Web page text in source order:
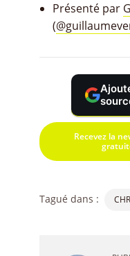
Présenté par
(
Recevez la
Tagué dans :